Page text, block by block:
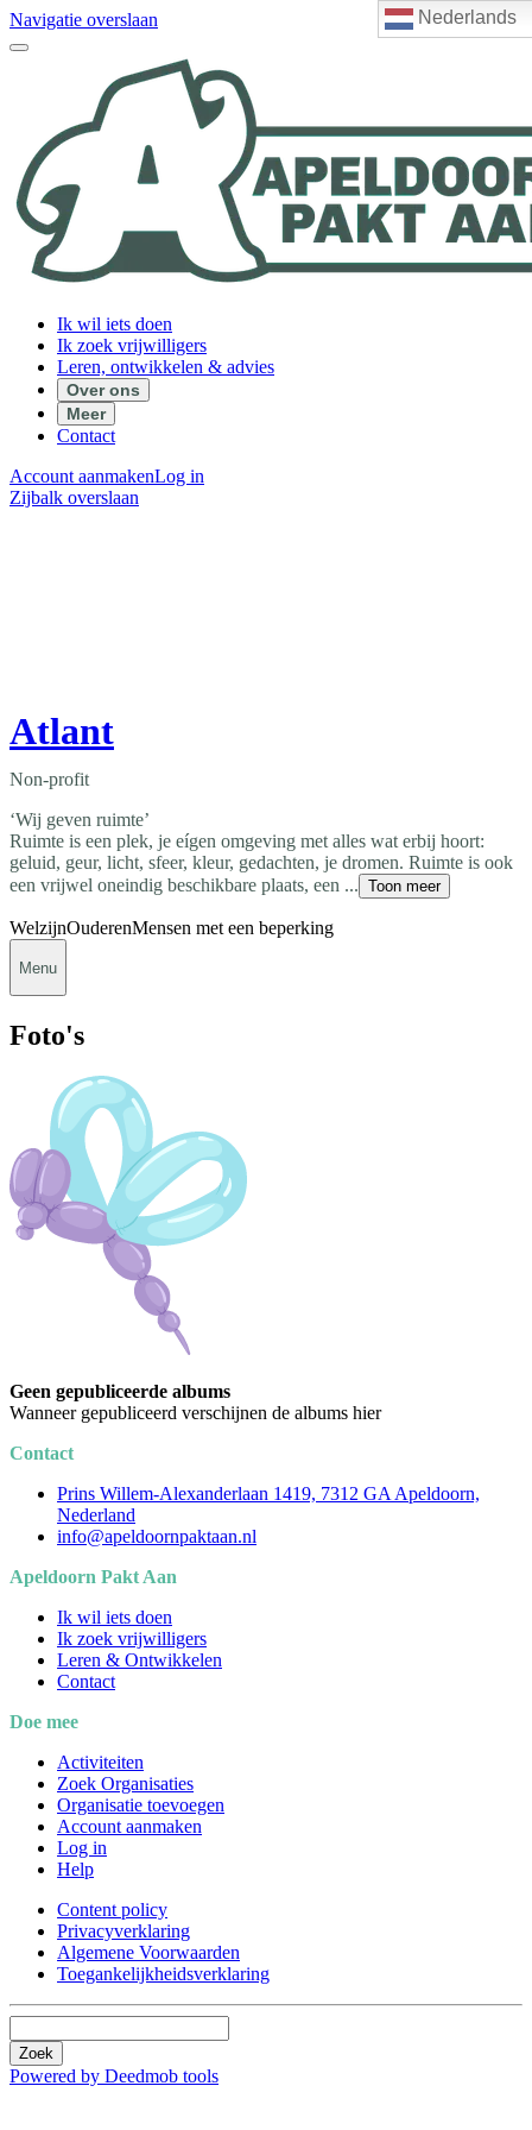
Nederlands
Navigatie overslaan
Ik wil iets doen
Ik zoek vrijwilligers
Leren, ontwikkelen & advies
Over ons
Meer
Contact
Account aanmakenLog in
Zijbalk overslaan
Atlant
Non-profit
‘Wij geven ruimte’
Ruimte is een plek, je eígen omgeving met alles wat erbij hoort:
geluid, geur, licht, sfeer, kleur, gedachten, je dromen. Ruimte is ook
een vrijwel oneindig beschikbare plaats, een ... Toon meer
WelzijnOuderenMensen met een beperking
Menu
Foto's
Geen gepubliceerde albums
Wanneer gepubliceerd verschijnen de albums hier
Contact
Prins Willem-Alexanderlaan 1419, 7312 GA Apeldoorn,
Nederland
info@apeldoornpaktaan.nl
Apeldoorn Pakt Aan
Ik wil iets doen
Ik zoek vrijwilligers
Leren & Ontwikkelen
Contact
Doe mee
Activiteiten
Zoek Organisaties
Organisatie toevoegen
Account aanmaken
Log in
Help
Content policy
Privacyverklaring
Algemene Voorwaarden
Toegankelijkheidsverklaring
Zoek
Powered by Deedmob tools